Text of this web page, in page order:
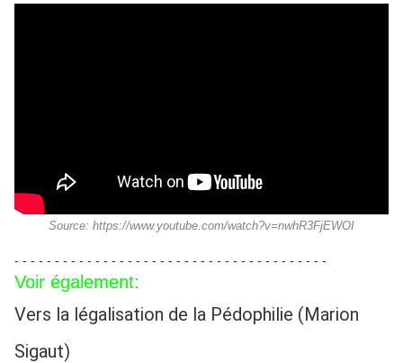
Source: https://www.youtube.com/watch?v=nwhR3FjEWOI
- - - - - - - - - - - - - - - - - - - - - - - - - - - - - - - - - - - - - - -
Voir également:
Vers la légalisation de la Pédophilie (Marion
Sigaut)